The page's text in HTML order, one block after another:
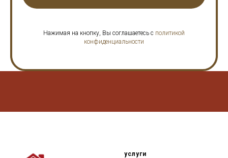
Нажимая на кнопку, Вы соглашаетесь с политикой
конфиденциальности
услуги